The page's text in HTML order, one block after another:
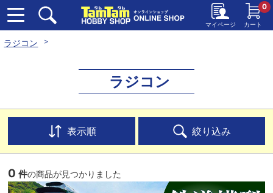
マイページ カート
0
ラジコン
ラジコン
表示順 絞り込み
0 件の商品が見つかりました